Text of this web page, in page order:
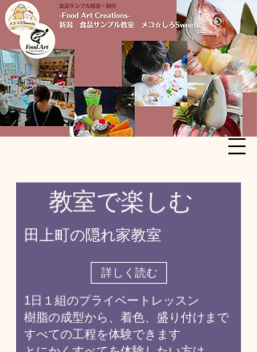
教室で楽しむ
田上町の隠れ家教室
詳しく読む
1日１組のプライベートレッスン
樹脂の成型から、着色、盛り付けまで
​すべての工程を体験できます